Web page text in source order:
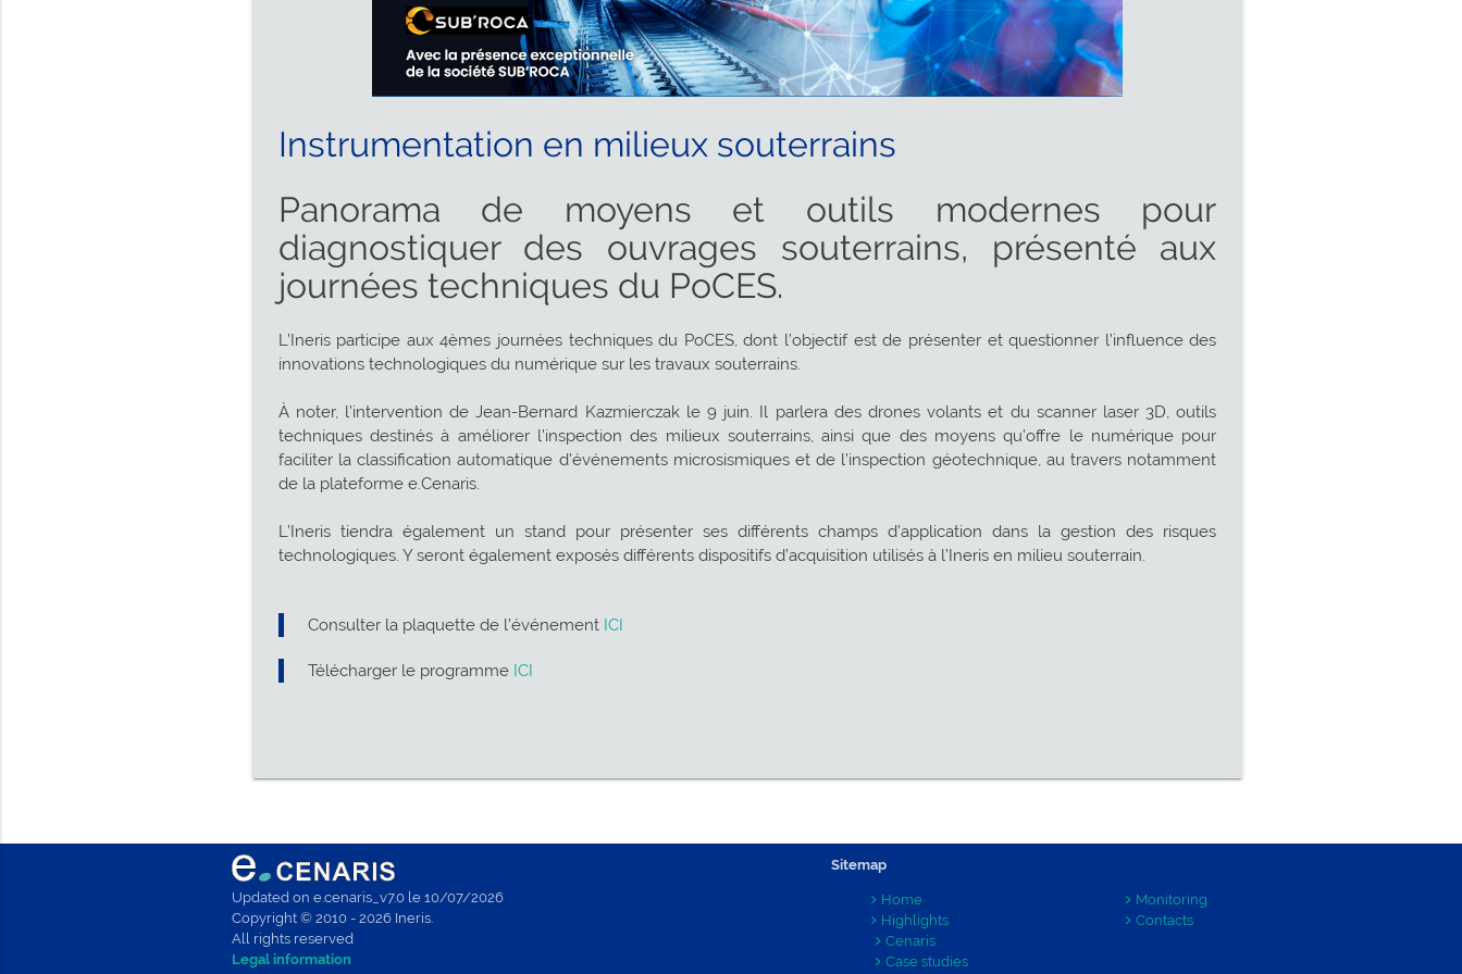
Instrumentation en milieux souterrains
Panorama de moyens et outils modernes pour
diagnostiquer des ouvrages souterrains, présenté aux
journées techniques du PoCES.
L’Ineris participe aux 4èmes journées techniques du PoCES, dont l’objectif est de présenter et questionner l’influence des
innovations technologiques du numérique sur les travaux souterrains.
À noter, l’intervention de Jean-Bernard Kazmierczak le 9 juin. Il parlera des drones volants et du scanner laser 3D, outils
techniques destinés à améliorer l’inspection des milieux souterrains, ainsi que des moyens qu’offre le numérique pour
faciliter la classification automatique d’événements microsismiques et de l’inspection géotechnique, au travers notamment
de la plateforme e.Cenaris.
L’Ineris tiendra également un stand pour présenter ses différents champs d’application dans la gestion des risques
technologiques. Y seront également exposés différents dispositifs d’acquisition utilisés à l’Ineris en milieu souterrain.
Consulter la plaquette de l’événement ICI
Télécharger le programme ICI
Updated on e.cenaris_v7.0 le 10/07/2026
Copyright © 2010 - 2026 Ineris.
All rights reserved
Legal information
Sitemap
Home
Highlights
Cenaris
Case studies
Monitoring
Contacts